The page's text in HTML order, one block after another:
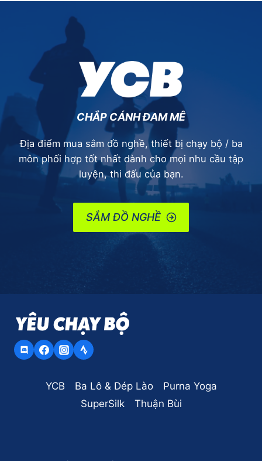
CHẮP CÁNH ĐAM MÊ
Địa điểm mua sắm đồ nghề, thiết bị chạy bộ / ba
môn phối hợp tốt nhất dành cho mọi nhu cầu tập
luyện, thi đấu của bạn.
SẮM ĐỒ NGHỀ
YCB Ba Lô & Dép Lào
Purna Yoga
SuperSilk
Thuận Bùi